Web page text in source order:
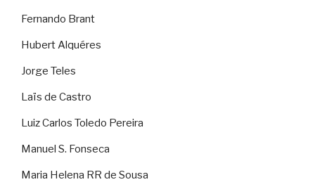
Fernando Brant
Hubert Alquéres
Jorge Teles
Laïs de Castro
Luiz Carlos Toledo Pereira
Manuel S. Fonseca
Maria Helena RR de Sousa